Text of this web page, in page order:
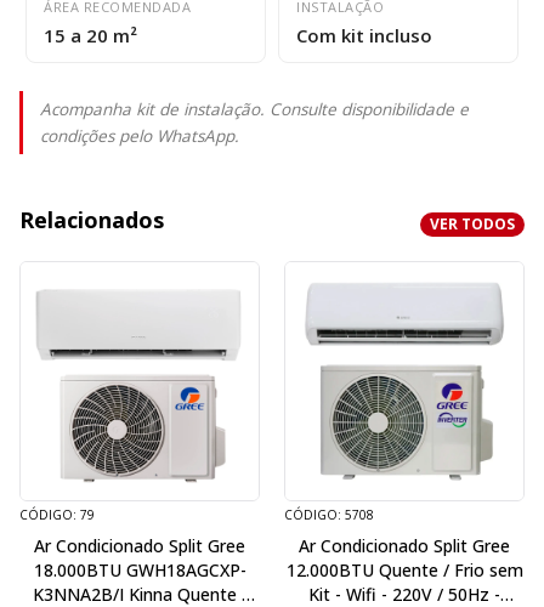
ÁREA RECOMENDADA
15 a 20 m²
INSTALAÇÃO
Com kit incluso
Acompanha kit de instalação. Consulte disponibilidade e
condições pelo WhatsApp.
Relacionados VER TODOS
CÓDIGO: 79
Ar Condicionado Split Gree
18.000BTU GWH18AGCXP-
K3NNA2B/I Kinna Quente /
CÓDIGO: 5708
Ar Condicionado Split Gree
12.000BTU Quente / Frio sem
Kit - Wifi - 220V / 50Hz -